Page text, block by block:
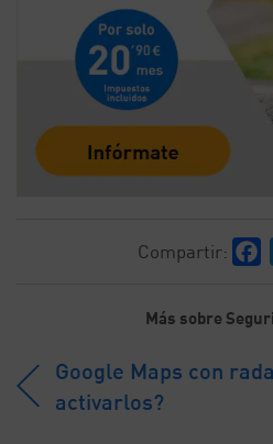
Compartir:
Más sobre
Google Maps con
activarlos?